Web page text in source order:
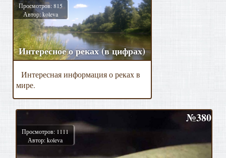
Просмотров: 815
Автор: koleva
Интересное о реках (в цифрах)
Интересная информация о реках в
мире.
№380
Просмотров: 1111
Автор: koleva